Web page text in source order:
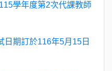
學年度第2次代課教師
日期訂於116年5月15日